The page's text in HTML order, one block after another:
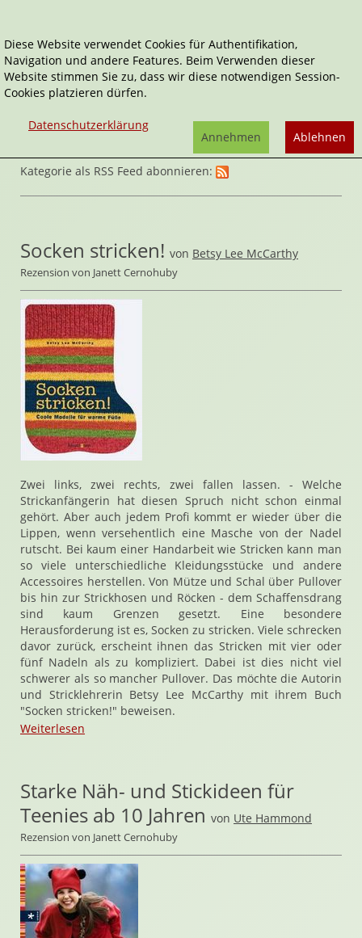
Home Sachbücher DIY
Kategorie als RSS Feed abonnieren:
Socken stricken! von Betsy Lee McCarthy
Rezension von Janett Cernohuby
Zwei links, zwei rechts, zwei fallen lassen. - Welche
Strickanfängerin hat diesen Spruch nicht schon einmal
gehört. Aber auch jedem Profi kommt er wieder über die
Lippen, wenn versehentlich eine Masche von der Nadel
rutscht. Bei kaum einer Handarbeit wie Stricken kann man
so viele unterschiedliche Kleidungsstücke und andere
Accessoires herstellen. Von Mütze und Schal über Pullover
bis hin zur Strickhosen und Röcken - dem Schaffensdrang
sind kaum Grenzen gesetzt. Eine besondere
Herausforderung ist es, Socken zu stricken. Viele schrecken
davor zurück, erscheint ihnen das Stricken mit vier oder
fünf Nadeln als zu kompliziert. Dabei ist dies nicht viel
schwerer als so mancher Pullover. Das möchte die Autorin
und Stricklehrerin Betsy Lee McCarthy mit ihrem Buch
"Socken stricken!" beweisen.
Weiterlesen
Starke Näh- und Stickideen für
Teenies ab 10 Jahren von Ute Hammond
Rezension von Janett Cernohuby
Diese Website verwendet Cookies für Authentifikation,
Navigation und andere Features. Beim Verwenden dieser
Website stimmen Sie zu, dass wir diese notwendigen Session-
Cookies platzieren dürfen.
Datenschutzerklärung
Ablehnen
Annehmen